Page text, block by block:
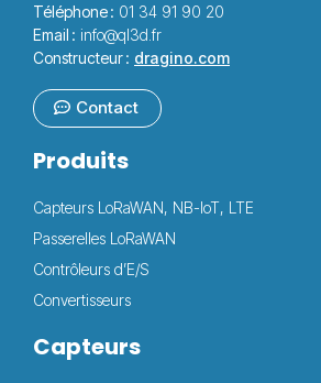
Téléphone : 01 34 91 90 20
Email : info@ql3d.fr
Constructeur : dragino.com
Contact
Produits
Capteurs LoRaWAN, NB-IoT, LTE
Passerelles LoRaWAN
Contrôleurs d’E/S
Convertisseurs
Capteurs